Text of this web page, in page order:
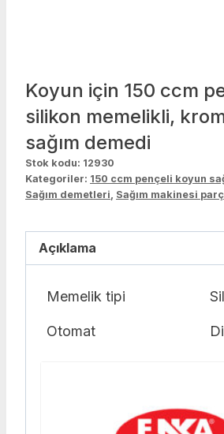
Koyun için 150 ccm
silikon memelikli,
sağım demedi
Stok kodu: 12930
Kategoriler: 150 ccm pençeli koyun
Sağım demetleri, Sağım makinesi
Açıklama
Memelik tipi
Otomat